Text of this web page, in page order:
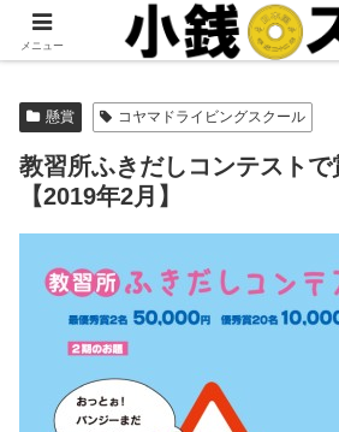
当サイトではアフィリエイト広告を
懸賞 コヤマドライビングスクール
教習所ふきだしコンテストで
【2019年2月】
メニュー